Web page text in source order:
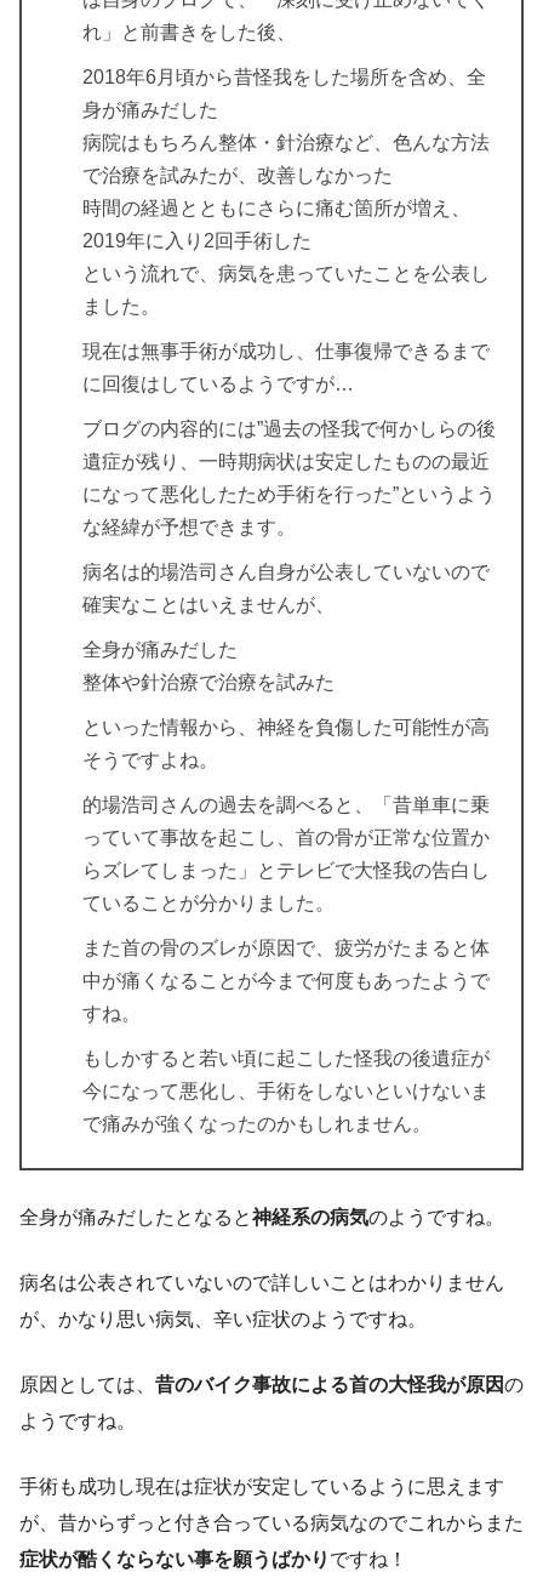
れ」と前書きをした後、
2018年6月頃から昔怪我をした場所を含め、全
身が痛みだした
病院はもちろん整体・針治療など、色んな方法
で治療を試みたが、改善しなかった
時間の経過とともにさらに痛む箇所が増え、
2019年に入り2回手術した
という流れで、病気を患っていたことを公表し
ました。
現在は無事手術が成功し、仕事復帰できるまで
に回復はしているようですが…
ブログの内容的には”過去の怪我で何かしらの後
遺症が残り、一時期病状は安定したものの最近
になって悪化したため手術を行った”というよう
な経緯が予想できます。
病名は的場浩司さん自身が公表していないので
確実なことはいえませんが、
全身が痛みだした
整体や針治療で治療を試みた
といった情報から、神経を負傷した可能性が高
そうですよね。
的場浩司さんの過去を調べると、「昔単車に乗
っていて事故を起こし、首の骨が正常な位置か
らズレてしまった」とテレビで大怪我の告白し
ていることが分かりました。
また首の骨のズレが原因で、疲労がたまると体
中が痛くなることが今まで何度もあったようで
すね。
もしかすると若い頃に起こした怪我の後遺症が
今になって悪化し、手術をしないといけないま
で痛みが強くなったのかもしれません。
全身が痛みだしたとなると神経系の病気のようですね。
病名は公表されていないので詳しいことはわかりません
が、かなり思い病気、辛い症状のようですね。
原因としては、 昔のバイク事故による首の大怪我が原因の
ようですね。
手術も成功し現在は症状が安定しているように思えます
が、昔からずっと付き合っている病気なのでこれからまた
症状が酷くならない事を願うばかり ですね！